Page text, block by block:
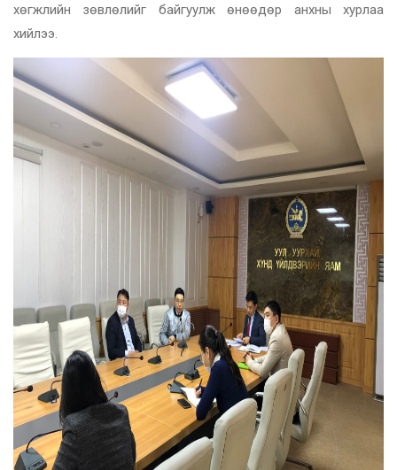
хөгжлийн зөвлөлийг байгуулж өнөөдөр анхны хурлаа
хийлээ.